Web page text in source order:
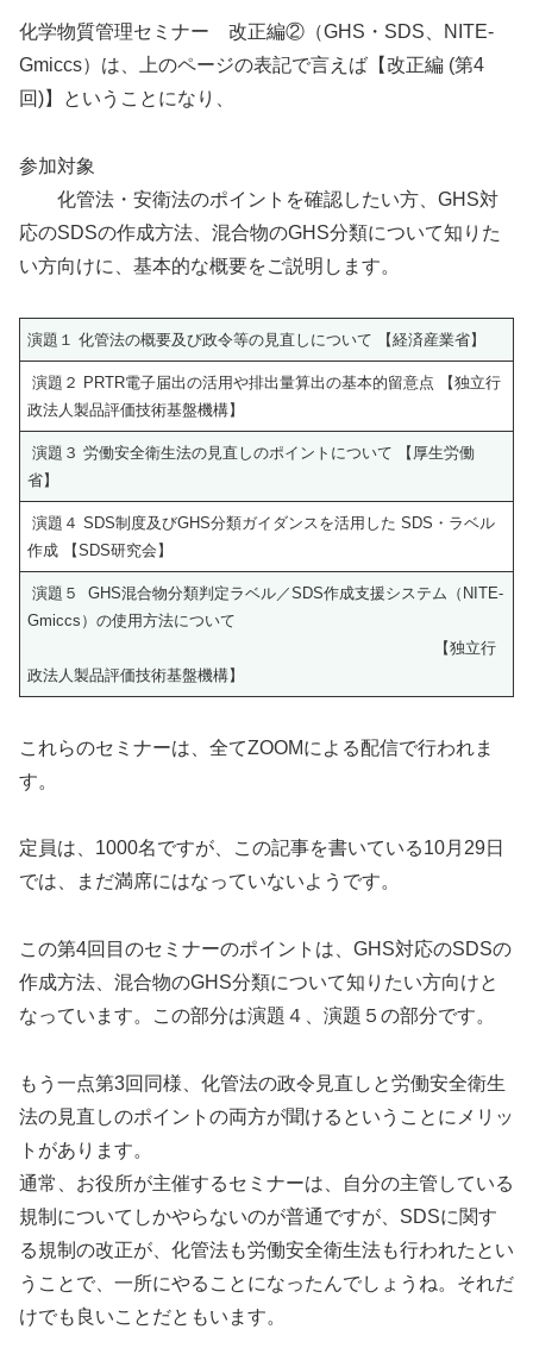
化学物質管理セミナー 改正編②（GHS・SDS、NITE-
Gmiccs）は、上のページの表記で言えば【改正編 (第4
回)】ということになり、
参加対象
化管法・安衛法のポイントを確認したい方、GHS対
応のSDSの作成方法、混合物のGHS分類について知りた
い方向けに、基本的な概要をご説明します。
演題１ 化管法の概要及び政令等の見直しについて 【経済産業省】
演題２ PRTR電子届出の活用や排出量算出の基本的留意点 【独立行
政法人製品評価技術基盤機構】
演題３ 労働安全衛生法の見直しのポイントについて 【厚生労働
省】
演題４ SDS制度及びGHS分類ガイダンスを活用した SDS・ラベル
作成 【SDS研究会】
演題５ GHS混合物分類判定ラベル／SDS作成支援システム（NITE-
Gmiccs）の使用方法について
【独立行
政法人製品評価技術基盤機構】
これらのセミナーは、全てZOOMによる配信で行われま
す。
定員は、1000名ですが、この記事を書いている10月29日
では、まだ満席にはなっていないようです。
この第4回目のセミナーのポイントは、GHS対応のSDSの
作成方法、混合物のGHS分類について知りたい方向けと
なっています。この部分は演題４、演題５の部分です。
もう一点第3回同様、化管法の政令見直しと労働安全衛生
法の見直しのポイントの両方が聞けるということにメリッ
トがあります。
通常、お役所が主催するセミナーは、自分の主管している
規制についてしかやらないのが普通ですが、SDSに関す
る規制の改正が、化管法も労働安全衛生法も行われたとい
うことで、一所にやることになったんでしょうね。それだ
けでも良いことだともいます。